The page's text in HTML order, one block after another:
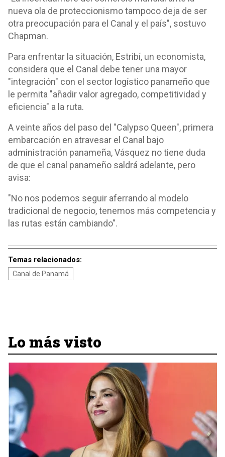
nueva ola de proteccionismo tampoco deja de ser
otra preocupación para el Canal y el país", sostuvo
Chapman.
Para enfrentar la situación, Estribí, un economista,
considera que el Canal debe tener una mayor
"integración" con el sector logístico panameño que
le permita "añadir valor agregado, competitividad y
eficiencia" a la ruta.
A veinte años del paso del "Calypso Queen", primera
embarcación en atravesar el Canal bajo
administración panameña, Vásquez no tiene duda
de que el canal panameño saldrá adelante, pero
avisa:
"No nos podemos seguir aferrando al modelo
tradicional de negocio, tenemos más competencia y
las rutas están cambiando".
Temas relacionados:
Canal de Panamá
Lo más visto